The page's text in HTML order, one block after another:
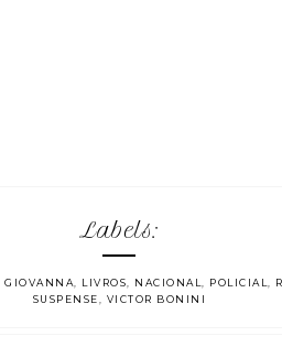
Labels:
GIOVANNA LIVROS NACIONAL POLICIAL
SUSPENSE
VICTOR BONINI